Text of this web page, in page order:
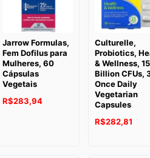
Jarrow Formulas,
Fem Dofilus para
Mulheres, 60
Cápsulas
Vegetais
R$283,94
Culturelle,
Probiotics,
& Wellness, 15
Billion CFUs,
Once Daily
Vegetarian
Capsules
R$282,81